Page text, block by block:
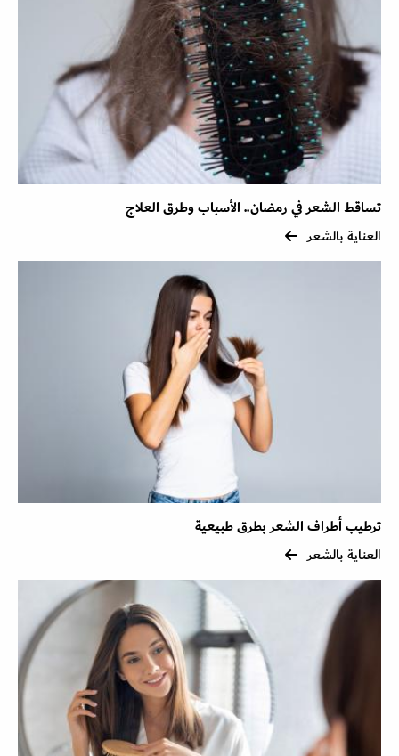
تساقط الشعر في رمضان.. الأسباب وطرق العلاج
العناية بالشعر
ترطيب أطراف الشعر بطرق طبيعية
العناية بالشعر